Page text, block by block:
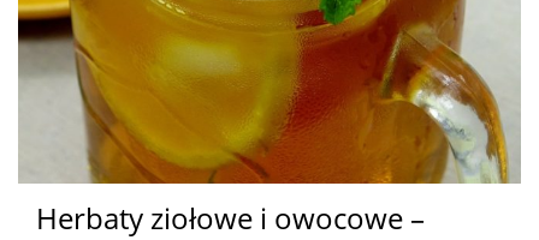
Herbaty ziołowe i owocowe –